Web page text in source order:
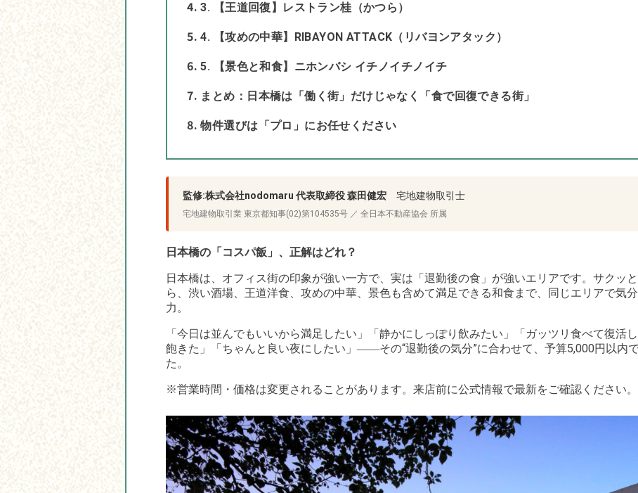
3. 【王道回復】レストラン桂（かつら）
4. 【攻めの中華】RIBAYON ATTACK（リバヨンアタック）
5. 【景色と和食】ニホンバシ イチノイチノイチ
まとめ：日本橋は「働く街」だけじゃなく「食で回復できる街」
物件選びは「プロ」にお任せください
監修:株式会社nodomaru 代表取締役 森田健宏宅地建物取引士
宅地建物取引業 東京都知事(02)第104535号 ／ 全日本不動産協会 所属
日本橋の「コスパ飯」、正解はどれ？
日本橋は、オフィス街の印象が強い一方で、実は「退勤後の食」が強いエリアです。サクッ
ら、渋い酒場、王道洋食、攻めの中華、景色も含めて満足できる和食まで、同じエリアで気
力。
「今日は並んでもいいから満足したい」「静かにしっぽり飲みたい」「ガッツリ食べて復活
飽きた」「ちゃんと良い夜にしたい」――その“退勤後の気分”に合わせて、予算5,000円以内
た。
※営業時間・価格は変更されることがあります。来店前に公式情報で最新をご確認ください。